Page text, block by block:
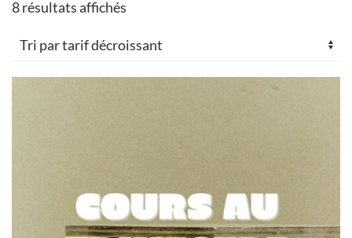
8 résultats affichés
décroissant